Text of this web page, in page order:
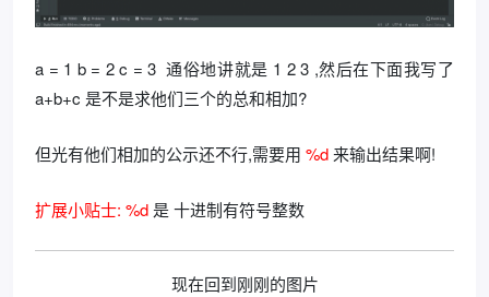
a = 1 b = 2 c = 3 通俗地讲就是 1 2 3 ,然后在下面我写了
a+b+c 是不是求他们三个的总和相加?
但光有他们相加的公示还不行,需要用 %d来输出结果啊!
扩展小贴士: %d是 十进制有符号整数
现在回到刚刚的图片